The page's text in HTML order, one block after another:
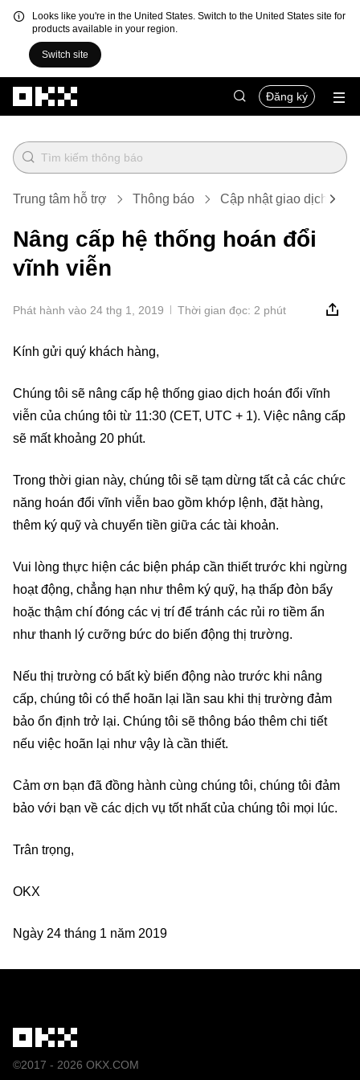
Looks like you're in the United States. Switch to the United States site for
products available in your region.
Switch site
Đăng ký
Trung tâm hỗ trợ Thông báo Cập nhật giao dịch
Nâng cấp hệ thống hoán đổi
vĩnh viễn
Phát hành vào 24 thg 1, 2019 Thời gian đọc: 2 phút
Kính gửi quý khách hàng,
Chúng tôi sẽ nâng cấp hệ thống giao dịch hoán đổi vĩnh
viễn của chúng tôi từ 11:30 (CET, UTC + 1). Việc nâng cấp
sẽ mất khoảng 20 phút.
Trong thời gian này, chúng tôi sẽ tạm dừng tất cả các chức
năng hoán đổi vĩnh viễn bao gồm khớp lệnh, đặt hàng,
thêm ký quỹ và chuyển tiền giữa các tài khoản.
Vui lòng thực hiện các biện pháp cần thiết trước khi ngừng
hoạt động, chẳng hạn như thêm ký quỹ, hạ thấp đòn bẩy
hoặc thậm chí đóng các vị trí để tránh các rủi ro tiềm ẩn
như thanh lý cưỡng bức do biến động thị trường.
Nếu thị trường có bất kỳ biến động nào trước khi nâng
cấp, chúng tôi có thể hoãn lại lần sau khi thị trường đảm
bảo ổn định trở lại. Chúng tôi sẽ thông báo thêm chi tiết
nếu việc hoãn lại như vậy là cần thiết.
Cảm ơn bạn đã đồng hành cùng chúng tôi, chúng tôi đảm
bảo với bạn về các dịch vụ tốt nhất của chúng tôi mọi lúc.
Trân trọng,
OKX
Ngày 24 tháng 1 năm 2019
©2017 - 2026 OKX.COM